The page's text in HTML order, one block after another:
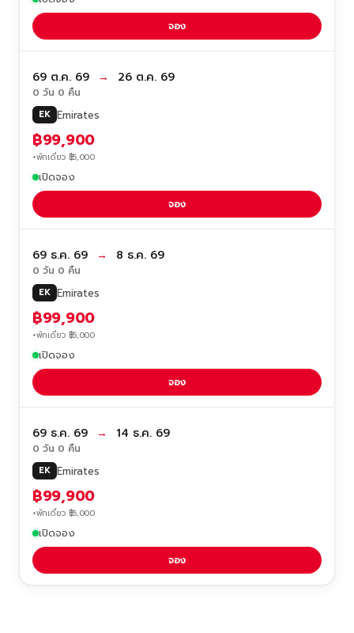
จอง
69 ต.ค. 69 → 26 ต.ค. 69
0 วัน 0 คืน
EK Emirates
฿99,900
+พักเดี่ยว ฿5,000
เปิดจอง
จอง
69 ธ.ค. 69 → 8 ธ.ค. 69
0 วัน 0 คืน
EK Emirates
฿99,900
+พักเดี่ยว ฿5,000
เปิดจอง
จอง
69 ธ.ค. 69 → 14 ธ.ค. 69
0 วัน 0 คืน
EK Emirates
฿99,900
+พักเดี่ยว ฿5,000
เปิดจอง
จอง